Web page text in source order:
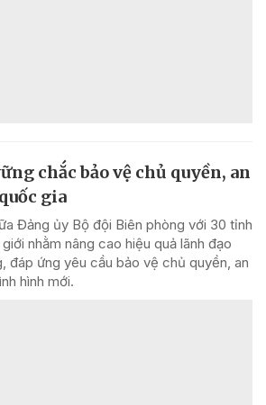
chắc bảo vệ chủ quyền, an
gia
Đảng ủy Bộ đội Biên phòng với 30 tỉnh
nhằm nâng cao hiệu quả lãnh đạo
đáp ứng yêu cầu bảo vệ chủ quyền, an
hình mới.